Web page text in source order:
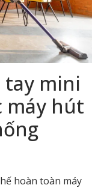
tay mini
máy hút
hoàn toàn máy